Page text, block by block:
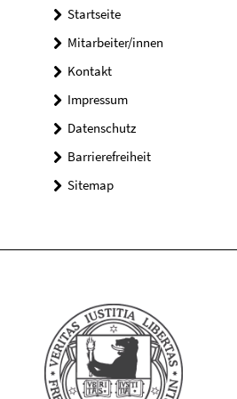
Startseite
Mitarbeiter/innen
Kontakt
Impressum
Datenschutz
Barrierefreiheit
Sitemap